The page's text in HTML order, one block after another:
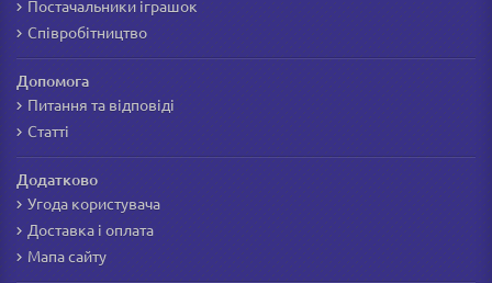
Постачальники іграшок
Співробітництво
Допомога
Питання та відповіді
Статті
Додатково
Угода користувача
Доставка і оплата
Мапа сайту